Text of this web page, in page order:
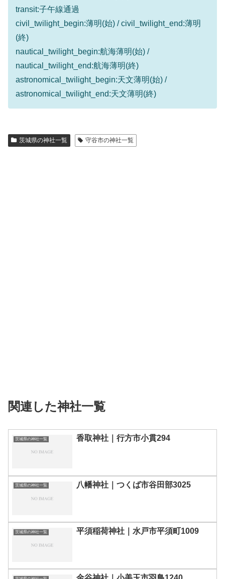
transit:子午線通過
civil_twilight_begin:薄明(始) / civil_twilight_end:薄明
(終)
nautical_twilight_begin:航海薄明(始) /
nautical_twilight_end:航海薄明(終)
astronomical_twilight_begin:天文薄明(始) /
astronomical_twilight_end:天文薄明(終)
茨城県の神社一覧 守谷市の神社一覧
関連した神社一覧
茨城県の神社一覧 香取神社｜行方市小貫294
茨城県の神社一覧 八幡神社｜つくば市谷田部3025
茨城県の神社一覧 平須稲荷神社｜水戸市平須町1009